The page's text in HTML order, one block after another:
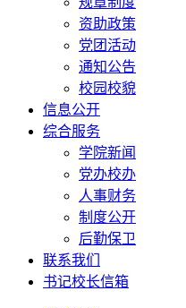
资助政策
党团活动
通知公告
校园校貌
信息公开
综合服务
学院新闻
党办校办
人事财务
制度公开
后勤保卫
联系我们
书记校长信箱